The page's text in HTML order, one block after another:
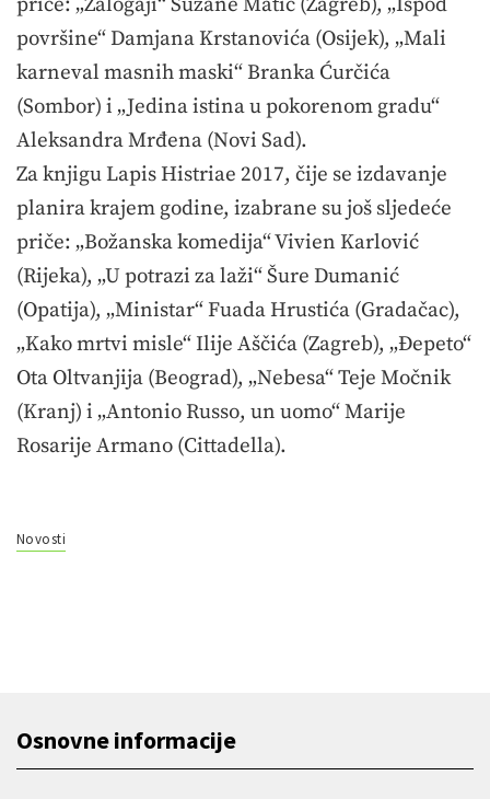
površine“ Damjana Krstanovića (Osijek), „Mali
karneval masnih maski“ Branka Ćurčića
(Sombor) i „Jedina istina u pokorenom gradu“
Aleksandra Mrđena (Novi Sad).
Za knjigu Lapis Histriae 2017, čije se izdavanje
planira krajem godine, izabrane su još sljedeće
priče: „Božanska komedija“ Vivien Karlović
(Rijeka), „U potrazi za laži“ Šure Dumanić
(Opatija), „Ministar“ Fuada Hrustića (Gradačac),
„Kako mrtvi misle“ Ilije Aščića (Zagreb), „Đepeto“
Ota Oltvanjija (Beograd), „Nebesa“ Teje Močnik
(Kranj) i „Antonio Russo, un uomo“ Marije
Rosarije Armano (Cittadella).
Novosti
Osnovne informacije